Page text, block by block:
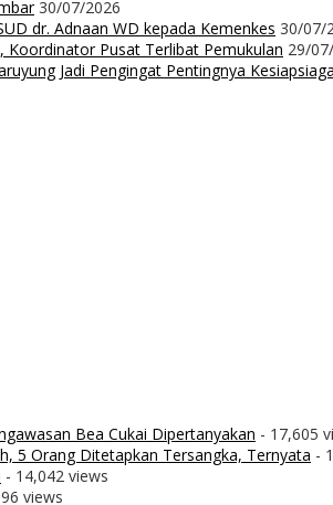
30/07/2026
dr. Adnaan WD kepada Kemenkes 30/07/
Koordinator Pusat Terlibat Pemukulan 29/
Jadi Pengingat Pentingnya
Bea Cukai Dipertanyakan - 17,605
5 Orang Ditetapkan Tersangka, Ternyata -
- 14,042 views
views